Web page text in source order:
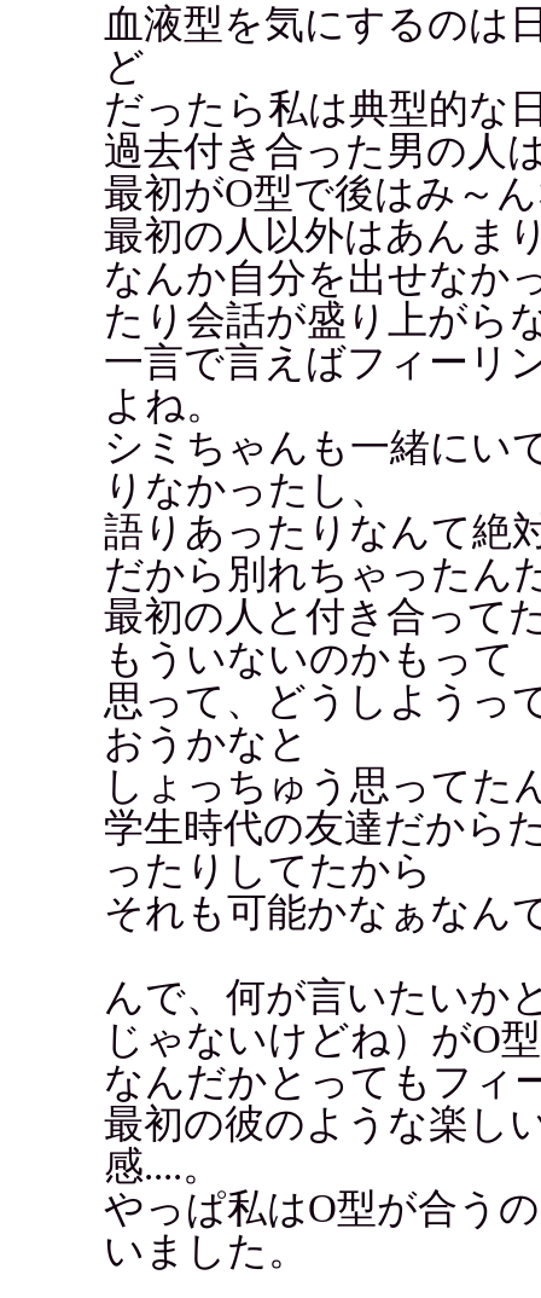
血液型を気にするのは
ど
だったら私は典型的な
過去付き合った男の人
最初がO型で後はみ～
最初の人以外はあんま
なんか自分を出せなか
たり会話が盛り上がら
一言で言えばフィーリ
よね。
シミちゃんも一緒にい
りなかったし、
語りあったりなんて絶
だから別れちゃったん
最初の人と付き合って
もういないのかもって
思って、どうしようっ
おうかなと
しょっちゅう思ってた
学生時代の友達だから
ったりしてたから
それも可能かなぁなん
んで、何が言いたいか
じゃないけどね）がO
なんだかとってもフィ
最初の彼のような楽し
感....。
やっぱ私はO型が合う
いました。